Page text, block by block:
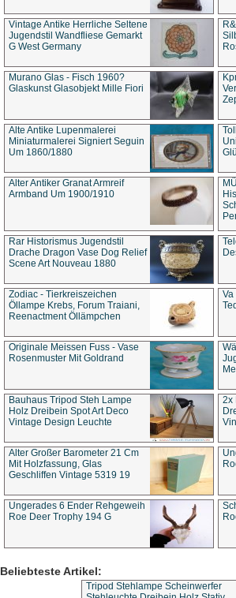
Vintage Antike Herrliche Seltene
Jugendstil Wandfliese Gemarkt
G West Germany
Murano Glas - Fisch 1960?
Glaskunst Glasobjekt Mille Fiori
Alte Antike Lupenmalerei
Miniaturmalerei Signiert Seguin
Um 1860/1880
Alter Antiker Granat Armreif
Armband Um 1900/1910
Rar Historismus Jugendstil
Drache Dragon Vase Dog Relief
Scene Art Nouveau 1880
Zodiac - Tierkreiszeichen
Öllampe Krebs, Forum Traiani,
Reenactment Öllämpchen
Va
Originale Meissen Fuss - Vase
Rosenmuster Mit Goldrand
Bauhaus Tripod Steh Lampe
Holz Dreibein Spot Art Deco
Vintage Design Leuchte
2x
Alter Großer Barometer 21 Cm
Mit Holzfassung, Glas
Geschliffen Vintage 5319 19
Ungerades 6 Ender Rehgeweih
Roe Deer Trophy 194 G
Beliebteste Artikel:
Tripod Stehlampe Scheinwerfer